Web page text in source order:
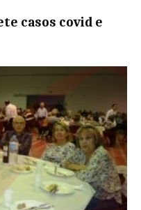
casos covid e